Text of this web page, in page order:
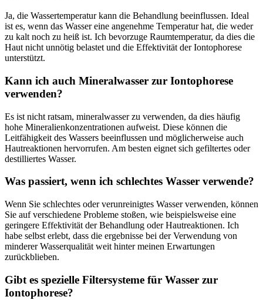
Ja, die Wassertemperatur kann⁢ die Behandlung⁢ beeinflussen. Ideal
ist es, wenn das Wasser ‌eine angenehme⁣ Temperatur hat, die⁣ weder
zu kalt noch zu heiß ⁢ist. Ich bevorzuge Raumtemperatur, da dies die
Haut nicht ⁢unnötig belastet und ⁣die Effektivität der Iontophorese
unterstützt.
Kann ich auch⁣ Mineralwasser zur Iontophorese
verwenden?
Es ist nicht ratsam, mineralwasser zu verwenden, da dies​ häufig
hohe Mineralienkonzentrationen aufweist. Diese können die
Leitfähigkeit⁤ des Wassers beeinflussen und möglicherweise ⁣auch
Hautreaktionen hervorrufen. Am besten eignet sich gefiltertes oder
‌destilliertes Wasser.
Was ⁤passiert, wenn ich schlechtes Wasser verwende?
Wenn Sie schlechtes‍ oder verunreinigtes Wasser‍ verwenden, ‍können⁣
Sie auf verschiedene Probleme stoßen, wie beispielsweise⁢ eine
geringere Effektivität der Behandlung ⁤oder Hautreaktionen. Ich
habe selbst erlebt, dass‍ die ergebnisse⁢ bei der Verwendung von
minderer ⁣Wasserqualität​ weit ⁣hinter⁤ meinen Erwartungen
⁢zurückblieben.
Gibt es spezielle‍ Filtersysteme für Wasser⁤ zur
Iontophorese?